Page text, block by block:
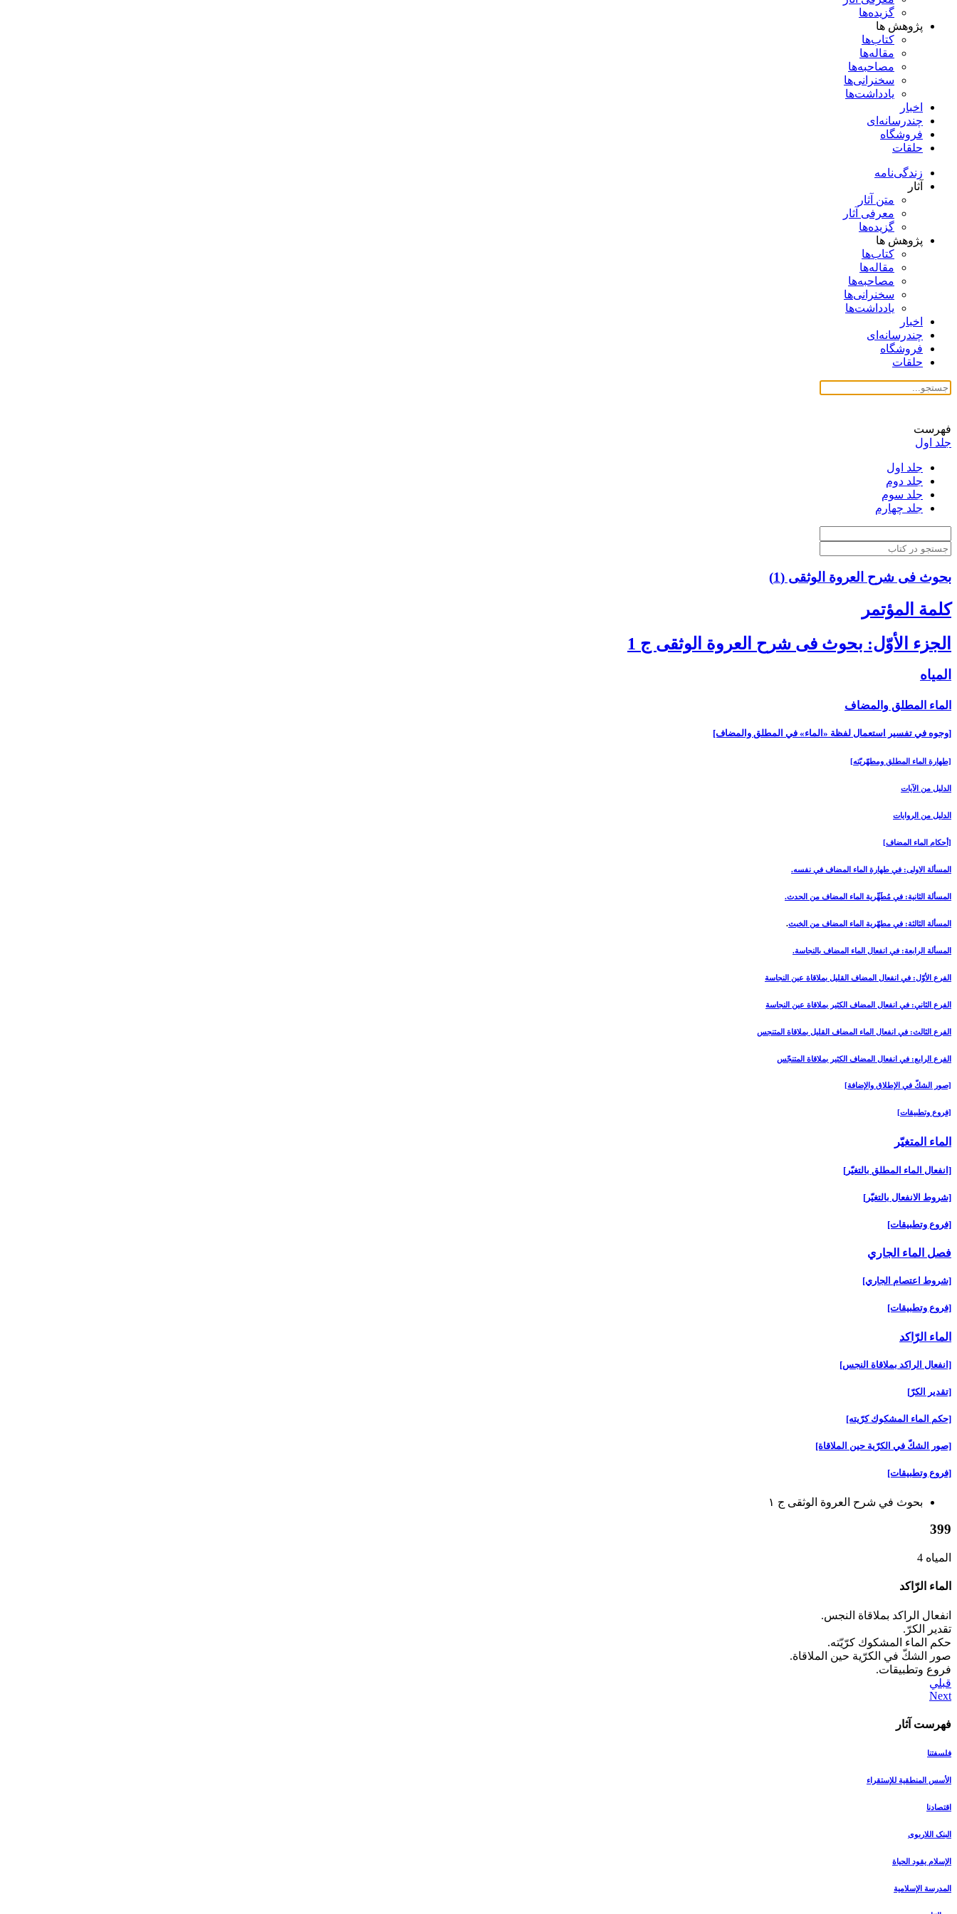
گزیده‌ها
پژوهش ها
کتاب‌ها
مقاله‌ها
مصاحبه‌ها
سخنرانی‌ها
یادداشت‌ها
اخبار
چندرسانه‌ای
فروشگاه
حلقات
زندگی‌نامه
آثار
متن آثار
معرفی آثار
گزیده‌ها
پژوهش ها
کتاب‌ها
مقاله‌ها
مصاحبه‌ها
سخنرانی‌ها
یادداشت‌ها
اخبار
چندرسانه‌ای
فروشگاه
حلقات
فهرست
جلد اول
جلد اول
جلد دوم
جلد سوم
جلد چهارم
بحوث فی شرح العروة الوثقی (1)
كلمة المؤتمر
الجزء الأوّل: بحوث فى شرح العروة الوثقى ج 1
المياه‏
الماء المطلق والمضاف‏
[وجوه في تفسير استعمال لفظة «الماء» في المطلق والمضاف‏]
[طهارة الماء المطلق ومطهّريّته‏]
الدليل من الآيات
الدليل من الروايات
[أحكام الماء المضاف‏]
المسألة الاولى: في طهارة الماء المضاف في نفسه.
المسألة الثانية: في مُطَهِّرية الماء المضاف من الحدث.
المسألة الثالثة: في مطهّرية الماء المضاف من الخبث.
المسألة الرابعة: في انفعال الماء المضاف بالنجاسة.
الفرع الأوّل: في انفعال المضاف القليل بملاقاة عين النجاسة
الفرع الثاني: في انفعال المضاف الكثير بملاقاة عين النجاسة
الفرع الثالث: في انفعال الماء المضاف القليل بملاقاة المتنجس
الفرع الرابع: في انفعال المضاف الكثير بملاقاة المتنجّس
[صور الشكّ في الإطلاق والإضافة]
[فروع وتطبيقات‏]
الماء المتغيّر
[انفعال الماء المطلق بالتغيّر]
[شروط الانفعال بالتغيّر]
[فروع وتطبيقات‏]
فصل الماء الجاري‏
[شروط اعتصام الجاري‏]
[فروع وتطبيقات‏]
الماء الرّاكد
[انفعال الراكد بملاقاة النجس‏]
[تقدير الكرّ]
[حكم الماء المشكوك كرّيته‏]
[صور الشكّ في الكرّية حين الملاقاة]
[فروع وتطبيقات‏]
بحوث في شرح العروة الوثقى ج ۱
399
المياه 4
الماء الرّاكد
انفعال الراكد بملاقاة النجس.
تقدير الكرّ.
حكم الماء المشكوك كرّيّته.
صور الشكّ في الكرّية حين الملاقاة.
فروع وتطبيقات.
قبلي
فهرست آثار
فلسفتنا
الأسس المنطقیة للإستقراء
اقتصادنا
البنک اللاربوی
الإسلام یقود الحیاة
المدرسة الإسلامیة